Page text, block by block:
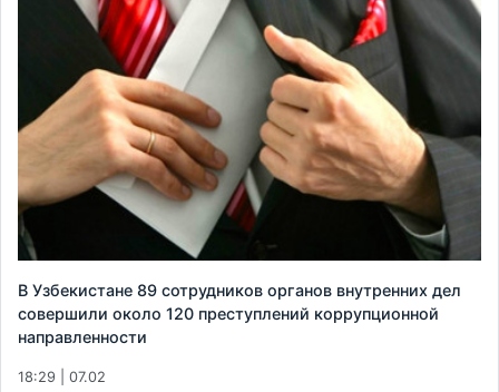
В Узбекистане 89 сотрудников органов внутренних дел
совершили около 120 преступлений коррупционной
направленности
18:29 | 07.02